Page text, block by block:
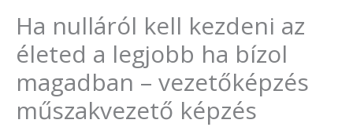
Ha nulláról kell kezdeni az
életed a legjobb ha bízol
magadban – vezetőképzés
műszakvezető képzés